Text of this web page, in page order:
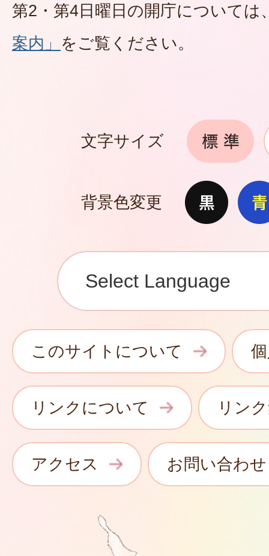
第2・第4日曜日の開庁については
案内」 をご覧ください。
文字サイズ
背景色変更
このサイトについて
リンクについて リン
アクセス お問い合わせ